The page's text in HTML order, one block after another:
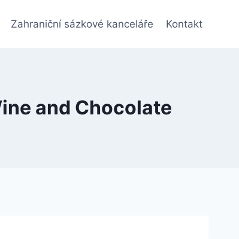
Zahraniční sázkové kanceláře Kontakt
and Chocolate